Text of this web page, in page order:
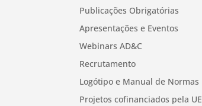
Publicações Obrigatórias
Apresentações e Eventos
Webinars AD&C
Recrutamento
Logótipo e Manual de Normas
Projetos cofinanciados pela UE